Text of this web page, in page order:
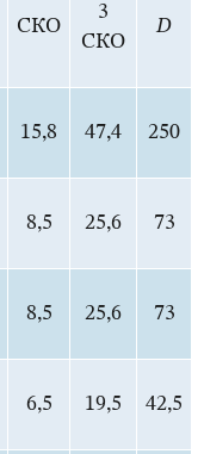
СКО
3
СКО
D
15,8 47,4 250
8,5 25,6 73
8,5 25,6 73
6,5 19,5 42,5